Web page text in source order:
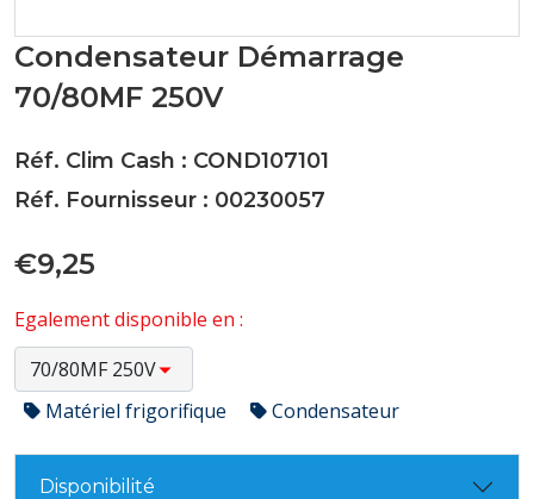
Condensateur Démarrage
70/80MF 250V
Réf. Clim Cash : COND107101
Réf. Fournisseur : 00230057
€9,25
Egalement disponible en :
Matériel frigorifique Condensateur
Disponibilité